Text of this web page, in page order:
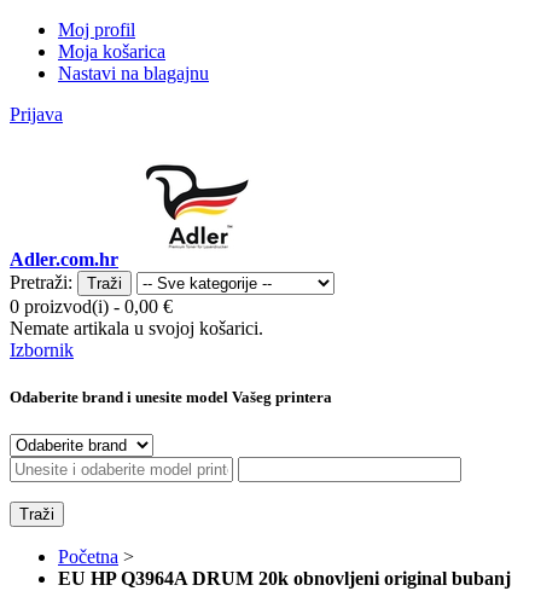
Moj profil
Moja košarica
Nastavi na blagajnu
Prijava
Adler.com.hr
Pretraži:
Traži
0 proizvod(i) - 0,00 €
Nemate artikala u svojoj košarici.
Izbornik
Odaberite brand i unesite model Vašeg printera
Traži
Početna >
EU HP Q3964A DRUM 20k obnovljeni original bubanj